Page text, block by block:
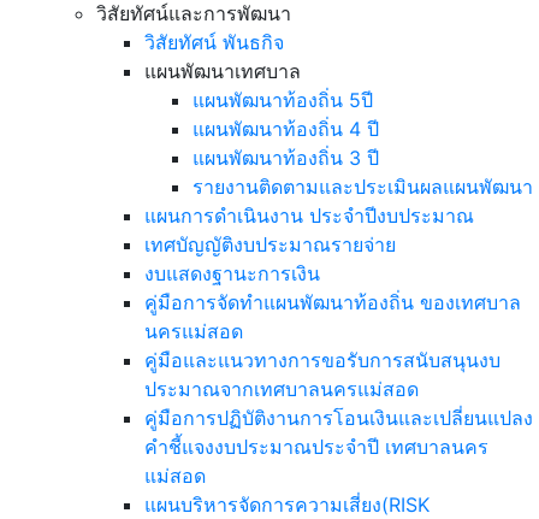
วิสัยทัศน์และการพัฒนา
วิสัยทัศน์ พันธกิจ
แผนพัฒนาเทศบาล
แผนพัฒนาท้องถิ่น 5ปี
แผนพัฒนาท้องถิ่น 4 ปี
แผนพัฒนาท้องถิ่น 3 ปี
รายงานติดตามและประเมินผลแผนพัฒนา
แผนการดำเนินงาน ประจำปีงบประมาณ
เทศบัญญัติงบประมาณรายจ่าย
งบแสดงฐานะการเงิน
คู่มือการจัดทำแผนพัฒนาท้องถิ่น ของเทศบาล
นครแม่สอด
คู่มือและแนวทางการขอรับการสนับสนุนงบ
ประมาณจากเทศบาลนครแม่สอด
คู่มือการปฏิบัติงานการโอนเงินและเปลี่ยนแปลง
คำชี้แจงงบประมาณประจำปี เทศบาลนคร
แม่สอด
แผนบริหารจัดการความเสี่ยง(RISK